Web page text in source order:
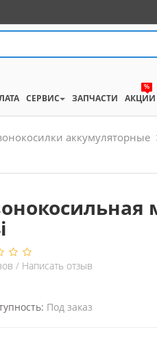
СЕРВИС ЗАПЧАСТИ
%
АКЦИИ
аккумуляторные
/ Написать отзыв
Под заказ